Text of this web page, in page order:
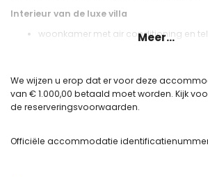
Interieur van de luxe villa
woonkamer met air conditioning en
Keuken
open keuken met electrisch fornuis,
koffiezetapparaat, waterkoker en
Meer...
We wijzen u erop dat er voor deze
van € 1.000,00 betaald moet worden. Kijk
de reserveringsvoorwaarden.
Officiële accommodatie